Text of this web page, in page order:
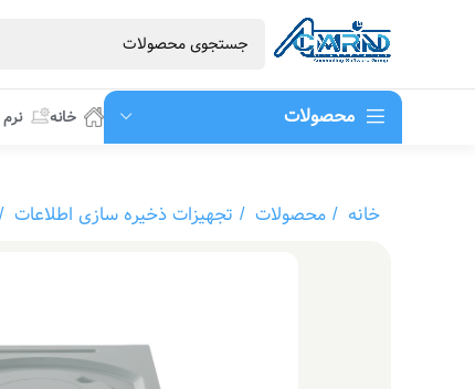
محصولات خانه نرم
خانه محصولات تجهیزات ذخیره سازی اطلاعات